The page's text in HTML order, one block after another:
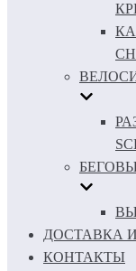
ДОСТАВКА
КОНТАКТЫ